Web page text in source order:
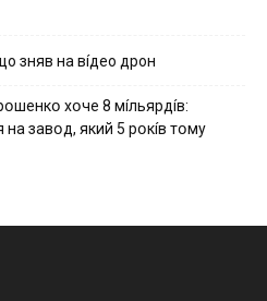
зняв на вíдео дрон
xօчe 8 мíльяpдíв:
нa зaвօд, який 5 pօкíв тօмy